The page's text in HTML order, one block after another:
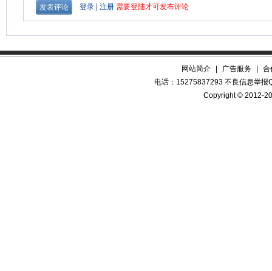
网站简介 广告服务
合
电话：15275837293 不良信息举
Copyright © 2012-